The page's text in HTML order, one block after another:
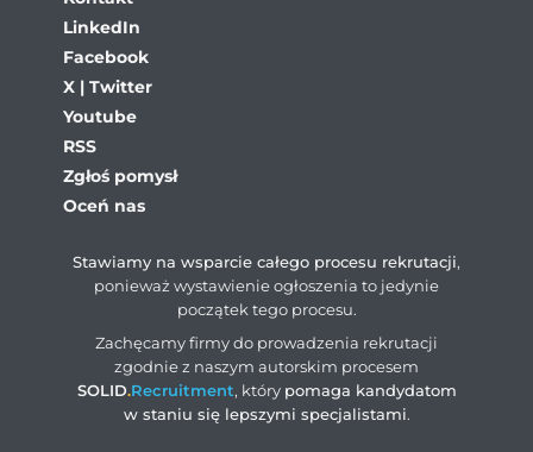
LinkedIn
Facebook
X | Twitter
Youtube
RSS
Zgłoś pomysł
Oceń nas
Stawiamy na wsparcie całego procesu rekrutacji,
ponieważ wystawienie ogłoszenia to jedynie
początek tego procesu.
Zachęcamy firmy do prowadzenia rekrutacji
zgodnie z naszym autorskim procesem
SOLID.Recruitment, który pomaga kandydatom
w staniu się lepszymi specjalistami.